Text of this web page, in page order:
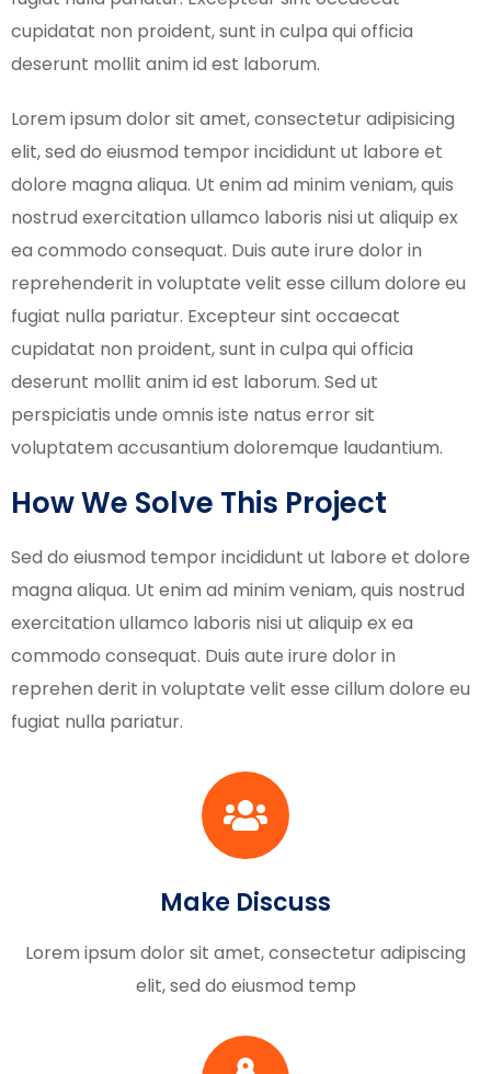
cupidatat non proident, sunt in culpa qui officia
deserunt mollit anim id est laborum.
Lorem ipsum dolor sit amet, consectetur adipisicing
elit, sed do eiusmod tempor incididunt ut labore et
dolore magna aliqua. Ut enim ad minim veniam, quis
nostrud exercitation ullamco laboris nisi ut aliquip ex
ea commodo consequat. Duis aute irure dolor in
reprehenderit in voluptate velit esse cillum dolore eu
fugiat nulla pariatur. Excepteur sint occaecat
cupidatat non proident, sunt in culpa qui officia
deserunt mollit anim id est laborum. Sed ut
perspiciatis unde omnis iste natus error sit
voluptatem accusantium doloremque laudantium.
How We Solve This Project
Sed do eiusmod tempor incididunt ut labore et dolore
magna aliqua. Ut enim ad minim veniam, quis nostrud
exercitation ullamco laboris nisi ut aliquip ex ea
commodo consequat. Duis aute irure dolor in
reprehen derit in voluptate velit esse cillum dolore eu
fugiat nulla pariatur.
Make Discuss
Lorem ipsum dolor sit amet, consectetur adipiscing
elit, sed do eiusmod temp